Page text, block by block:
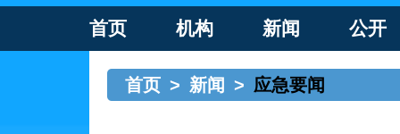
首页 机构 新闻 公开
首页 > 新闻 > 应急要闻